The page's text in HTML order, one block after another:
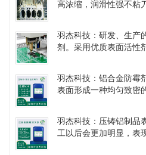
高浓缩，润滑性强不粘
羽杰科技：研发、生产
剂。采用优质表面活性
羽杰科技：铝合金防霉
表面形成一种均匀致密
羽杰科技：压铸铝制品
工以后会更加明显，表